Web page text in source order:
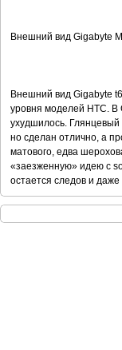
Внешний вид Gigabyte
Внешний вид Gigabyte
уровня моделей HTC. В
ухудшилось. Глянцевый
но сделан отлично, а
матового, едва
«заезженную» идею с
остается следов и даже